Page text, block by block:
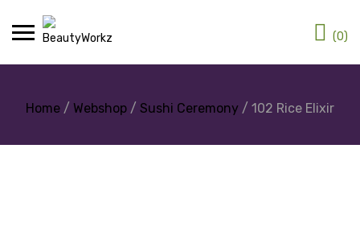
(0)
Home / Webshop / Sushi Ceremony / 102 Rice Elixir